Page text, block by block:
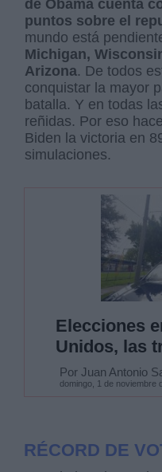
de Obama cuenta
puntos sobre el
mundo está
Michigan,
Arizona. De todos
conquistar la mayor
batalla. Y en todas
reñidas. Por eso
Biden la victoria en
simulaciones.
Elecciones
Unidos, las
Por Juan Antonio
domingo, 1 de noviembre
RÉCORD DE